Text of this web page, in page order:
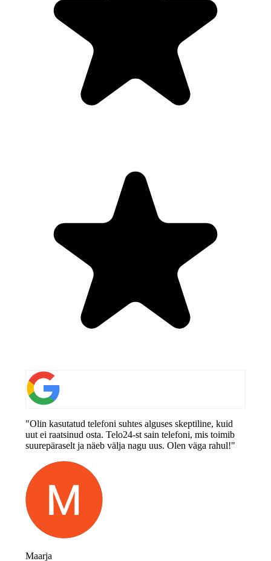
"Olin kasutatud telefoni suhtes alguses skeptiline, kuid
uut ei raatsinud osta. Telo24-st sain telefoni, mis toimib
suurepäraselt ja näeb välja nagu uus. Olen väga rahul!"
Maarja